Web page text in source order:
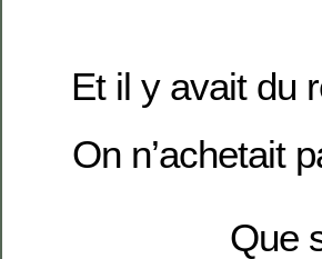
Et il y avait du
On n’achetait
Que